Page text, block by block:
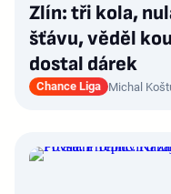
Zlín: tři kola,
šťávu, věděl
dostal dárek
Chance Liga Michal